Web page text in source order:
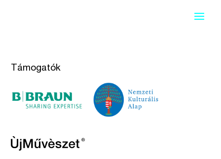
Támogatók